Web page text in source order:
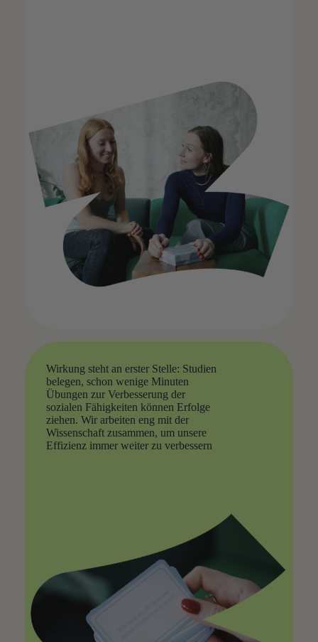
Wirkung steht an erster Stelle: Studien
belegen, schon wenige Minuten
Übungen zur Verbesserung der
sozialen Fähigkeiten können Erfolge
ziehen. Wir arbeiten eng mit der
Wissenschaft zusammen, um unsere
Effizienz immer weiter zu verbessern